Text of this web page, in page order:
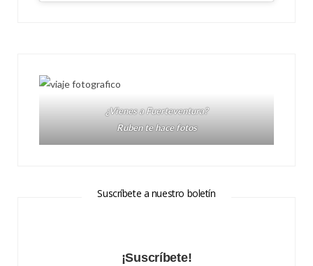
¿Vienes a Fuerteventura?
Ruben te hace fotos
Suscríbete a nuestro boletín
¡Suscríbete!